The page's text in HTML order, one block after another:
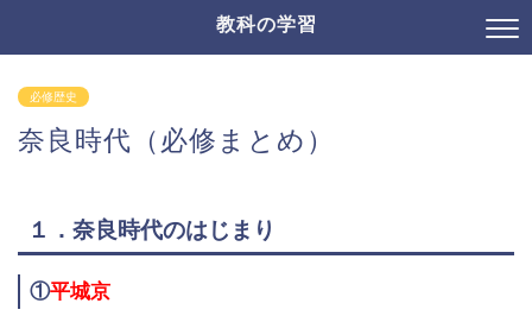
教科の学習
必修歴史
奈良時代（必修まとめ）
１． 奈良時代のはじまり
①平城京